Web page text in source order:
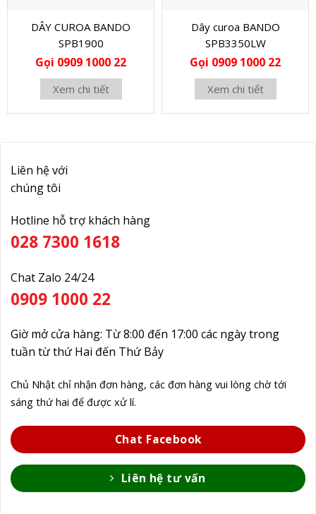
DÂY CUROA BANDO
SPB1900
Gọi 0909 1000 22
Xem chi tiết
Dây curoa BANDO
SPB3350LW
Gọi 0909 1000 22
Xem chi tiết
Liên hệ với
chúng tôi
Hotline hỗ trợ khách hàng
028 7300 1618
Chat Zalo 24/24
0909 1000 22
Giờ mở cửa hàng: Từ 8:00 đến 17:00 các ngày trong
tuần từ thứ Hai đến Thứ Bảy
Chủ Nhật chỉ nhận đơn hàng, các đơn hàng vui lòng chờ tới
sáng thứ hai để được xử lí.
Chat Facebook
Liên hệ tư vấn